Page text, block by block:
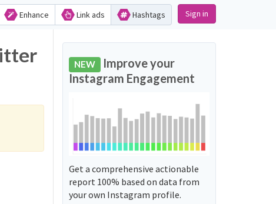
Enhance Link ads Hashtags Sign in
NEW Improve your
Instagram Engagement
Get a comprehensive actionable
report 100% based on data from
your own Instagram profile.